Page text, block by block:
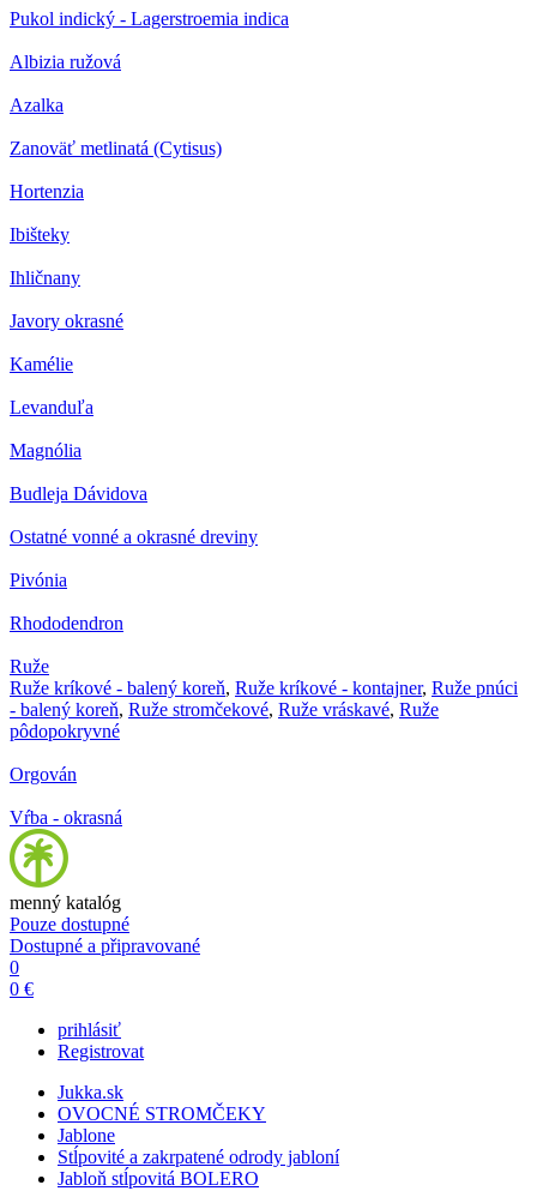
Pukol indický - Lagerstroemia indica
Albizia ružová
Azalka
Zanoväť metlinatá (Cytisus)
Hortenzia
Ibišteky
Ihličnany
Javory okrasné
Kamélie
Levanduľa
Magnólia
Budleja Dávidova
Ostatné vonné a okrasné dreviny
Pivónia
Rhododendron
Ruže
Ruže kríkové - balený koreň, Ruže kríkové - kontajner, Ruže pnúci
- balený koreň, Ruže stromčekové, Ruže vráskavé, Ruže
pôdopokryvné
Orgován
Vŕba - okrasná
menný katalóg
Pouze dostupné
Dostupné a připravované
0
0 €
prihlásiť
Registrovat
Jukka.sk
OVOCNÉ STROMČEKY
Jablone
Stĺpovité a zakrpatené odrody jabloní
Jabloň stĺpovitá BOLERO